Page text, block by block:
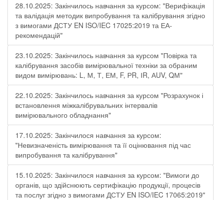
28.10.2025: Закінчилось навчання за курсом: "Верифікація
та валідація методик випробування та калібрування згідно
з вимогами ДСТУ EN ISO/IEC 17025:2019 та ЕА-
рекомендацій"
23.10.2025: Закінчилось навчання за курсом "Повірка та
калібрування засобів вимірювальної техніки за обраним
видом вимірювань: L, М, Т, ЕМ, F, РR, ІR, АUV, QМ"
22.10.2025: Закінчилось навчання за курсом "Розрахунок і
встановлення міжкалібрувальних інтервалів
вимірювального обладнання"
17.10.2025: Закінчилося навчання за курсом:
"Невизначеність вимірювання та її оцінювання під час
випробування та калібрування"
15.10.2025: Закінчилося навчання за курсом: "Вимоги до
органів, що здійснюють сертифікацію продукції, процесів
та послуг згідно з вимогами ДСТУ EN ISO/IEC 17065:2019"